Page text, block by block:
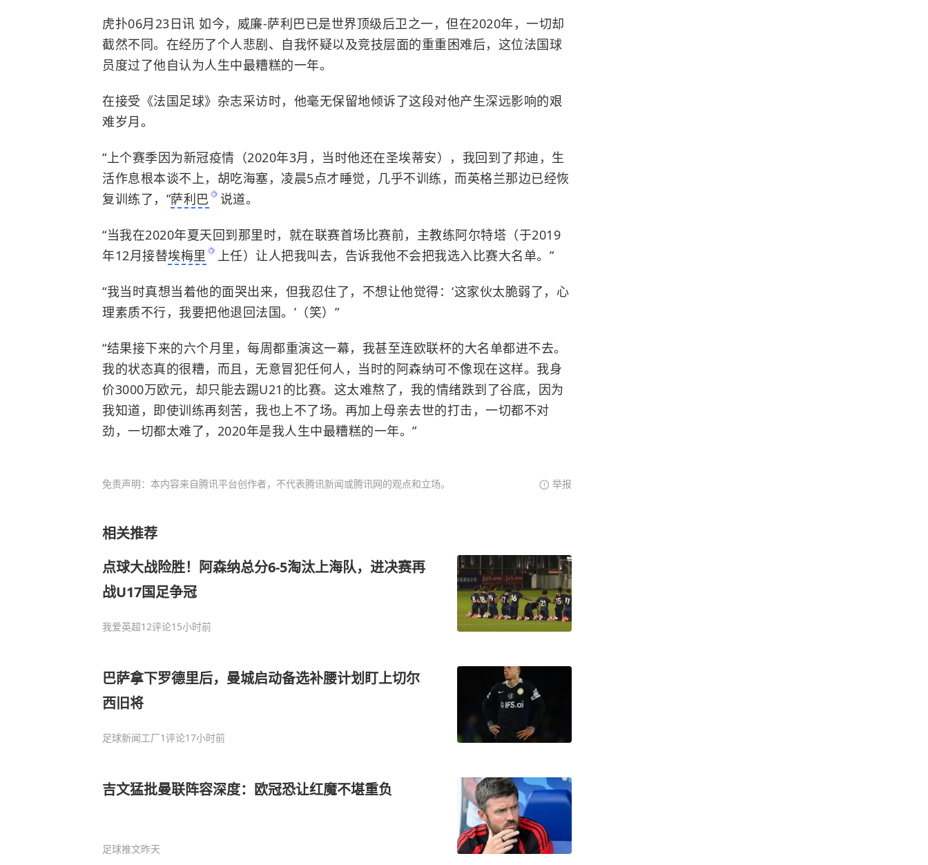
虎扑06月23日讯 如今，威廉-萨利巴已是世界顶级后卫之一，但在2020年，一切却
截然不同。在经历了个人悲剧、自我怀疑以及竞技层面的重重困难后，这位法国球
员度过了他自认为人生中最糟糕的一年。
在接受《法国足球》杂志采访时，他毫无保留地倾诉了这段对他产生深远影响的艰
难岁月。
“上个赛季因为新冠疫情（2020年3月，当时他还在圣埃蒂安），我回到了邦迪，生
活作息根本谈不上，胡吃海塞，凌晨5点才睡觉，几乎不训练，而英格兰那边已经恢
复训练了，”萨利巴 说道。
“当我在2020年夏天回到那里时，就在联赛首场比赛前，主教练阿尔特塔（于2019
年12月接替埃梅里 上任）让人把我叫去，告诉我他不会把我选入比赛大名单。”
“我当时真想当着他的面哭出来，但我忍住了，不想让他觉得：‘这家伙太脆弱了，心
理素质不行，我要把他退回法国。’（笑）”
“结果接下来的六个月里，每周都重演这一幕，我甚至连欧联杯的大名单都进不去。
我的状态真的很糟，而且，无意冒犯任何人，当时的阿森纳可不像现在这样。我身
价3000万欧元，却只能去踢U21的比赛。这太难熬了，我的情绪跌到了谷底，因为
我知道，即使训练再刻苦，我也上不了场。再加上母亲去世的打击，一切都不对
劲，一切都太难了，2020年是我人生中最糟糕的一年。”
免责声明：本内容来自腾讯平台创作者，不代表腾讯新闻或腾讯网的观点和立场。 举报
相关推荐
点球大战险胜！阿森纳总分6-5淘汰上海队，进决赛再
战U17国足争冠
我爱英超12评论15小时前
巴萨拿下罗德里后，曼城启动备选补腰计划盯上切尔
西旧将
足球新闻工厂1评论17小时前
吉文猛批曼联阵容深度：欧冠恐让红魔不堪重负
足球推文昨天